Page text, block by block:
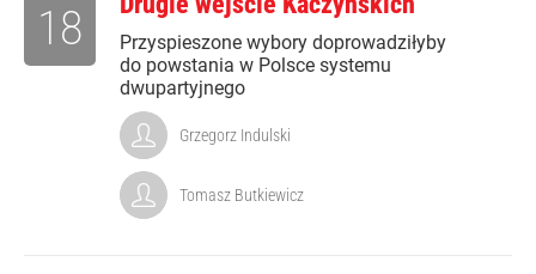
Przyspieszone wybory doprowadziłyby
do powstania w Polsce systemu
dwupartyjnego
18
Grzegorz Indulski
Tomasz Butkiewicz